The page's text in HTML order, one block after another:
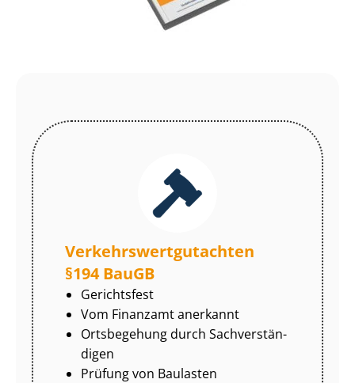
Ver­kehrs­wert­gut­ach­ten
§194 BauGB
Gerichtsfest
Vom Finanzamt anerkannt
Ortsbegehung durch Sach­ver­stän­
di­gen
Prüfung von Baulasten